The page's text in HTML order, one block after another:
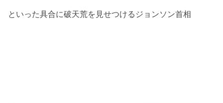
といった具合に破天荒を見せつけるジョンソン首相